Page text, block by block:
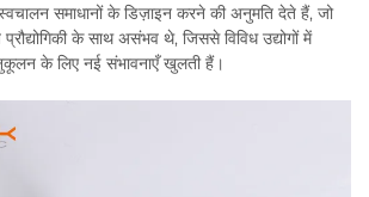
समाधानों के डिज़ाइन करने की अनुमति देते हैं, जो
प्रौद्योगिकी के साथ असंभव थे, जिससे विविध उद्योगों में
के लिए नई संभावनाएँ खुलती हैं।